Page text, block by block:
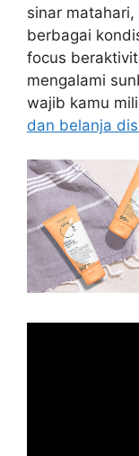
sinar
berbagai
focus
mengalami
wajib kamu
dan belanja